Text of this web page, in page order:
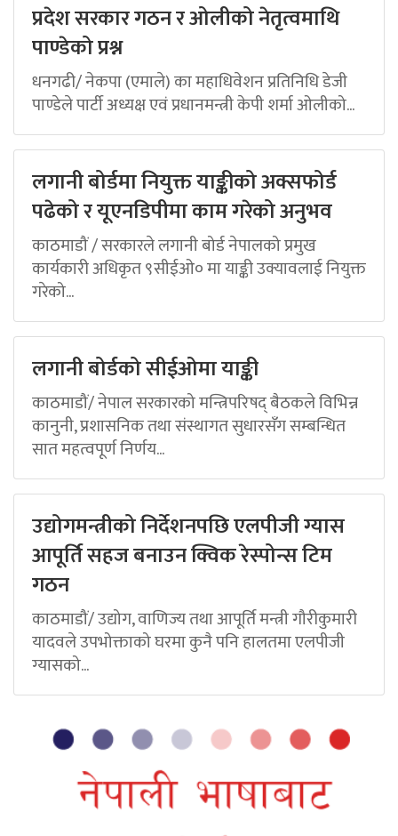
प्रदेश सरकार गठन र ओलीको नेतृत्वमाथि
पाण्डेको प्रश्न
धनगढी/ नेकपा (एमाले) का महाधिवेशन प्रतिनिधि डेजी
पाण्डेले पार्टी अध्यक्ष एवं प्रधानमन्त्री केपी शर्मा ओलीको...
लगानी बोर्डमा नियुक्त याङ्कीको अक्सफोर्ड
पढेको र यूएनडिपीमा काम गरेको अनुभव
काठमाडौं / सरकारले लगानी बोर्ड नेपालको प्रमुख
कार्यकारी अधिकृत ९सीईओ० मा याङ्की उक्यावलाई नियुक्त
गरेको...
लगानी बोर्डको सीईओमा याङ्की
काठमाडौं/ नेपाल सरकारको मन्त्रिपरिषद् बैठकले विभिन्न
कानुनी, प्रशासनिक तथा संस्थागत सुधारसँग सम्बन्धित
सात महत्वपूर्ण निर्णय...
उद्योगमन्त्रीको निर्देशनपछि एलपीजी ग्यास
आपूर्ति सहज बनाउन क्विक रेस्पोन्स टिम
गठन
काठमाडौं/ उद्योग, वाणिज्य तथा आपूर्ति मन्त्री गौरीकुमारी
यादवले उपभोक्ताको घरमा कुनै पनि हालतमा एलपीजी
ग्यासको...